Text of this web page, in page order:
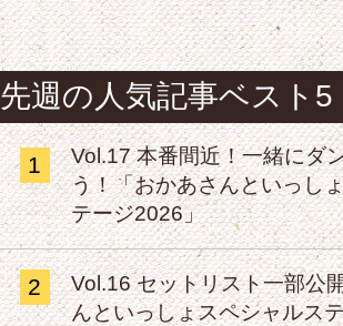
先週の人気記事ベスト5
1
Vol.17 本番間近！一緒にダ
う！「おかあさんといっし
テージ2026」
2
Vol.16 セットリスト一部公
んといっしょスペシャルス